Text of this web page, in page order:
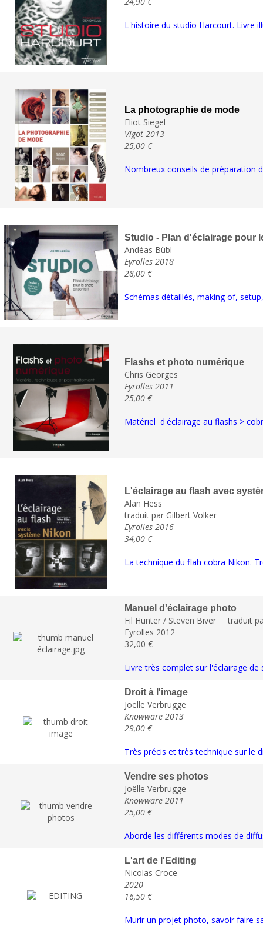
L'histoire du studio Harcourt. Livre
La photographie de mode
Eliot Siegel
Vigot 2013
25,00 €
Nombreux conseils de préparation
Studio - Plan d'éclairage pour
Andéas Bübl
Eyrolles 2018
28,00 €
Schémas détaillés, making of,
Flashs et photo numérique
Chris Georges
Eyrolles 2011
25,00 €
Matériel d'éclairage au flashs >
L'éclairage au flash avec
Alan Hess
traduit par Gilbert Volker
Eyrolles 2016
34,00 €
La technique du flah cobra Nikon.
Manuel d'éclairage photo
Fil Hunter / Steven Biver traduit
Eyrolles 2012
32,00 €
Livre très complet sur l'éclairage
Droit à l'image
Joëlle Verbrugge
Knowware 2013
29,00 €
Très précis et très technique sur le
Vendre ses photos
Joëlle Verbrugge
Knowware 2011
25,00 €
Aborde les différents modes de
L'art de l'Editing
Nicolas Croce
2020
16,50 €
Murir un projet photo, savoir faire